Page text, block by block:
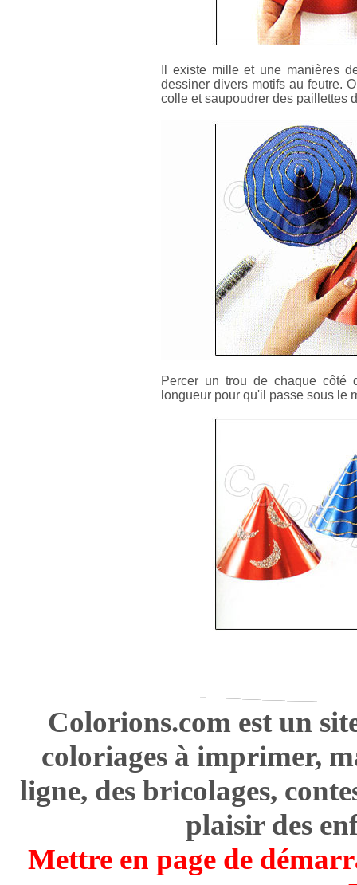
Il existe mille et une manières
dessiner divers motifs au feutre.
colle et saupoudrer des paillettes
Percer un trou de chaque côté
longueur pour qu'il passe sous le
Colorions.com est un
coloriages à imprimer,
ligne, des bricolages,
plaisir des
Mettre en page de